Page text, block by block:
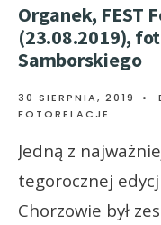
Organek, FEST
(23.08.2019),
Samborskiego
30 SIERPNIA, 2019 •
FOTORELACJE
Jedną z
tegorocznej
Chorzowie był